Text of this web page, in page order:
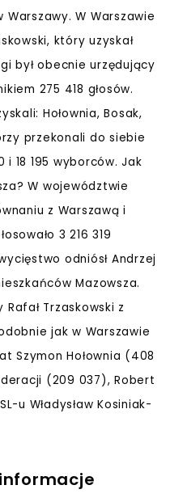
Warszawy. W Warszawie
który uzyskał
był obecnie urzędujący
275 418 głosów.
Hołownia, Bosak,
przekonali do siebie
i 18 195 wyborców. Jak
W województwie
z Warszawą i
3 216 319
odniósł Andrzej
Mazowsza.
Trzaskowski z
jak w Warszawie
Szymon Hołownia (408
(209 037), Robert
u Władysław Kosiniak-